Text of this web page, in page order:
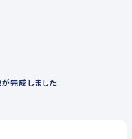
が完成しました